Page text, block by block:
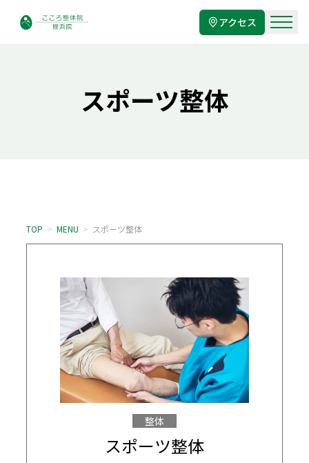
アクセス
スポーツ整体
TOP > MENU > スポーツ整体
整体
スポーツ整体